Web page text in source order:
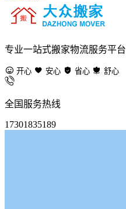
专业一站式搬家物流服务平台
开心 安心 省心 舒心
全国服务热线
17301835189